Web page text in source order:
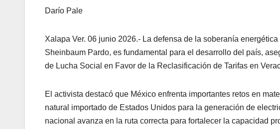
Darío Pale
Xalapa Ver. 06 junio 2026.- La defensa de la soberanía
Sheinbaum Pardo, es fundamental para el desarrollo del país,
de Lucha Social en Favor de la Reclasificación de Tarifas en
El activista destacó que México enfrenta importantes retos en
natural importado de Estados Unidos para la generación de
nacional avanza en la ruta correcta para fortalecer la capacidad